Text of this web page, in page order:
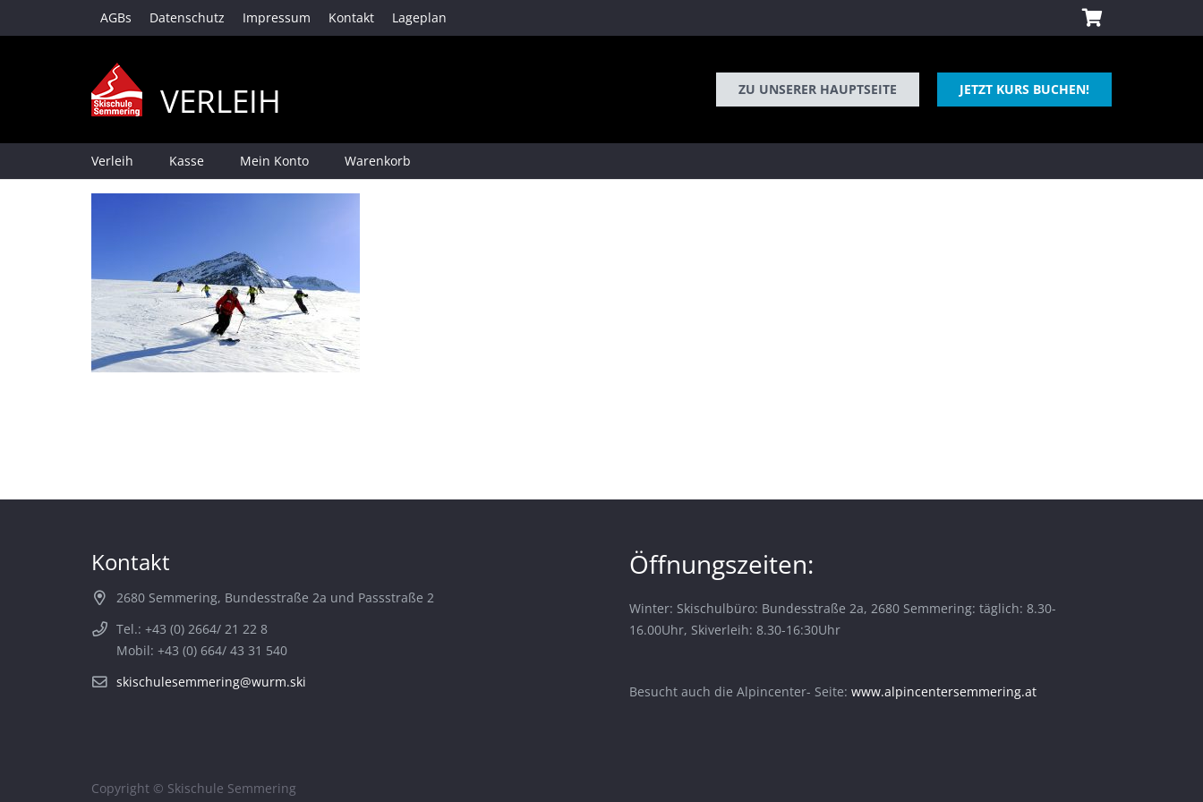
AGBs Datenschutz Impressum Kontakt Lageplan
VERLEIH ZU UNSERER HAUPTSEITE JETZT KURS BUCHEN!
Verleih Kasse Mein Konto Warenkorb
Kontakt
2680 Semmering, Bundesstraße 2a und Passstraße 2
Tel.: +43 (0) 2664/ 21 22 8
Mobil: +43 (0) 664/ 43 31 540
skischulesemmering@wurm.ski
Öffnungszeiten:
Winter: Skischulbüro: Bundesstraße 2a, 2680 Semmering: täglich: 8.30-
16.00Uhr, Skiverleih: 8.30-16:30Uhr
Besucht auch die Alpincenter- Seite: www.alpincentersemmering.at
Copyright © Skischule Semmering